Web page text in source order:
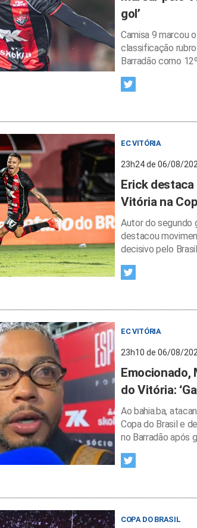
gol’
Camisa 9 marcou
classificação
Barradão como
EC VITÓRIA
23h24 de 06/08/
Erick
Vitória na
Autor do segundo
destacou
decisivo pelo
EC VITÓRIA
23h10 de 06/08/
Emocionado,
do Vitória:
Ao bahia.ba,
Copa do Brasil e
no Barradão após
COPA DO BRASIL